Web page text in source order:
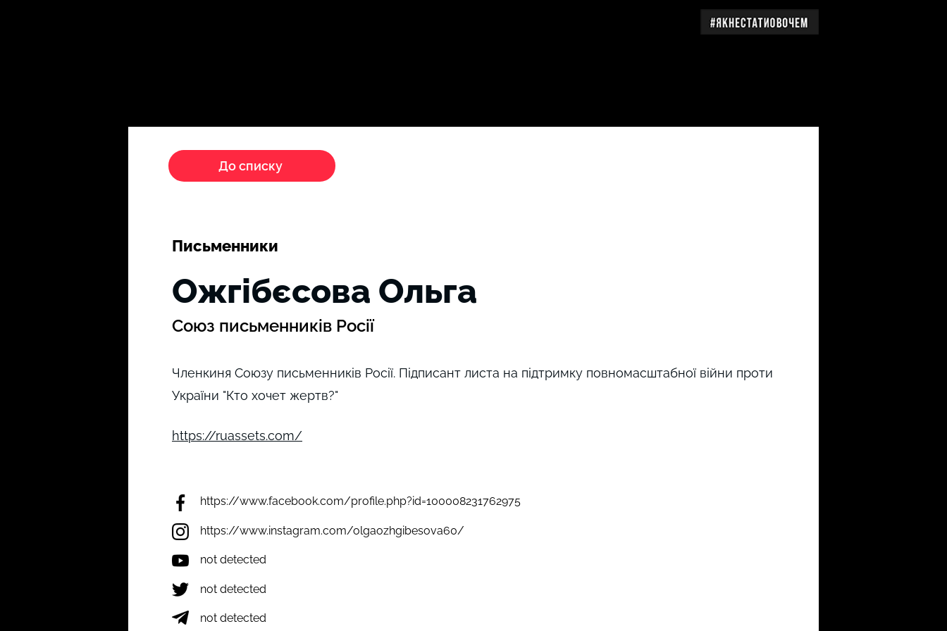
До списку
Письменники
Союз письменників Росії
Ожгібєсова Ольга
Членкиня Союзу письменників Росії. Підписант листа на підтримку повномасштабної війни проти
України "Кто хочет жертв?"
https://ruassets.com/
https://www.facebook.com/profile.php?id=100008231762975
https://www.instagram.com/olgaozhgibesova60/
not detected
not detected
not detected